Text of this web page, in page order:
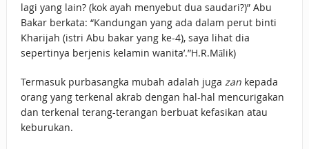
lagi yang lain? (kok ayah menyebut dua saudari?)” Abu
Bakar berkata: “Kandungan yang ada dalam perut binti
Kharijah (istri Abu bakar yang ke-4), saya lihat dia
sepertinya berjenis kelamin wanita’.”H.R.Mālik)
Termasuk purbasangka mubah adalah juga zankepada
orang yang terkenal akrab dengan hal-hal mencurigakan
dan terkenal terang-terangan berbuat kefasikan atau
keburukan.